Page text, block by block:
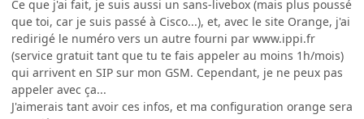
Ce que j'ai fait, je suis aussi un sans-livebox (mais plus poussé
que toi, car je suis passé à Cisco...), et, avec le site Orange, j'ai
redirigé le numéro vers un autre fourni par www.ippi.fr
(service gratuit tant que tu te fais appeler au moins 1h/mois)
qui arrivent en SIP sur mon GSM. Cependant, je ne peux pas
appeler avec ça...
J'aimerais tant avoir ces infos, et ma configuration orange sera